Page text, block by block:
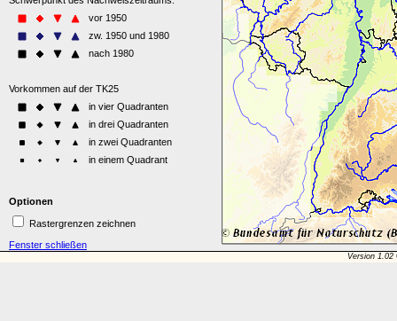
Optionen
Rastergrenzen zeichnen
Fenster schließen
Version